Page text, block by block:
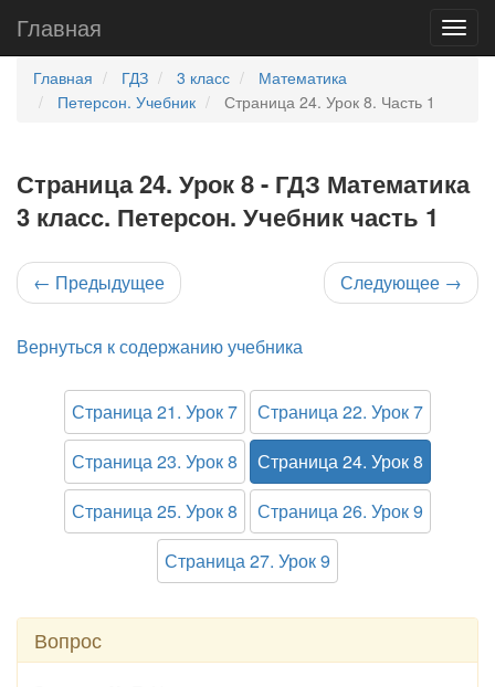
Главная
Главная ГДЗ 3 класс
Математика
Петерсон. Учебник
Страница 24. Урок 8. Часть 1
Страница 24. Урок 8 - ГДЗ Математика
3 класс. Петерсон. Учебник часть 1
← Предыдущее Следующее →
Вернуться к содержанию учебника
Страница 21. Урок 7
Страница 22. Урок 7
Страница 23. Урок 8
Страница 24. Урок 8
Страница 25. Урок 8
Страница 26. Урок 9
Страница 27. Урок 9
Вопрос